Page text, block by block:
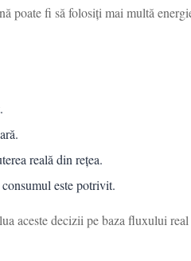
poate fi să folosiți mai multă
reală din rețea.
este potrivit.
aceste decizii pe baza fluxului real